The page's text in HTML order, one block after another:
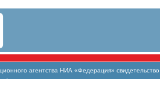
агентства НИА «Федерация»